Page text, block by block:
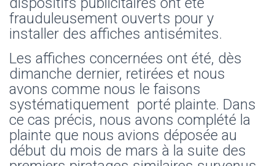
frauduleusement ouverts pour y
installer des affiches antisémites.
Les affiches concernées ont été, dès
dimanche dernier, retirées et nous
avons comme nous le faisons
systématiquement porté plainte. Dans
ce cas précis, nous avons complété la
plainte que nous avions déposée au
début du mois de mars à la suite des